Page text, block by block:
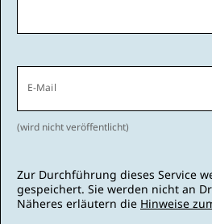
E-Mail
(wird nicht veröffentlicht)
Zur Durchführung dieses Service
gespeichert. Sie werden nicht an
Näheres erläutern die Hinweise